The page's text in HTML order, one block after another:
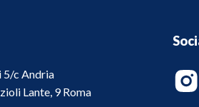
5/c Andria
Lante, 9 Roma